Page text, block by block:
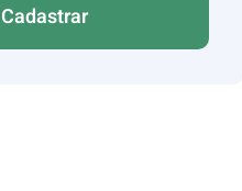
Cadastrar